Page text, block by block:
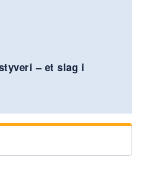
– et slag i